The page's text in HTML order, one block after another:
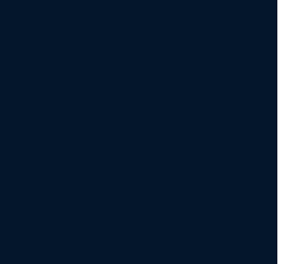
规范新增规则
的相关规则。